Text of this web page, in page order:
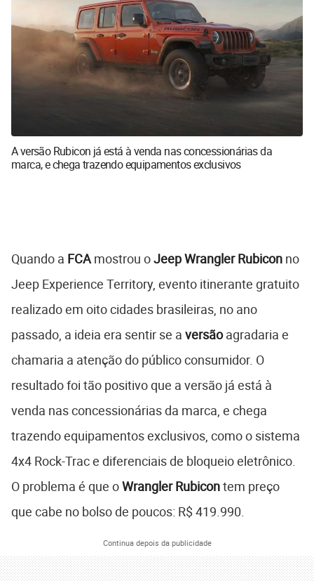
A versão Rubicon já está à venda nas concessionárias da
marca, e chega trazendo equipamentos exclusivos
Quando a FCAmostrou oJeep Wrangler Rubicon no
Jeep Experience Territory, evento itinerante gratuito
realizado em oito cidades brasileiras, no ano
passado, a ideia era sentir se a versãoagradaria e
chamaria a atenção do público consumidor. O
resultado foi tão positivo que a versão já está à
venda nas concessionárias da marca, e chega
trazendo equipamentos exclusivos, como o sistema
4x4 Rock-Trac e diferenciais de bloqueio eletrônico.
O problema é que oWrangler Rubicontem preço
que cabe no bolso de poucos: R$ 419.990.
Continua depois da publicidade